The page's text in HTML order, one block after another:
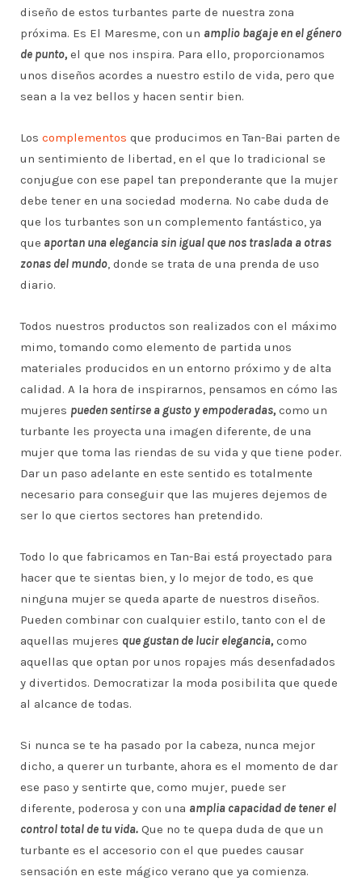
diseño de estos turbantes parte de nuestra zona
próxima. Es El Maresme, con un amplio bagaje en el género
de punto, el que nos inspira. Para ello, proporcionamos
unos diseños acordes a nuestro estilo de vida, pero que
sean a la vez bellos y hacen sentir bien.
Los complementos que producimos en Tan-Bai parten de
un sentimiento de libertad, en el que lo tradicional se
conjugue con ese papel tan preponderante que la mujer
debe tener en una sociedad moderna. No cabe duda de
que los turbantes son un complemento fantástico, ya
que aportan una elegancia sin igual que nos traslada a otras
zonas del mundo , donde se trata de una prenda de uso
diario.
Todos nuestros productos son realizados con el máximo
mimo, tomando como elemento de partida unos
materiales producidos en un entorno próximo y de alta
calidad. A la hora de inspirarnos, pensamos en cómo las
mujeres pueden sentirse a gusto y empoderadas, como un
turbante les proyecta una imagen diferente, de una
mujer que toma las riendas de su vida y que tiene poder.
Dar un paso adelante en este sentido es totalmente
necesario para conseguir que las mujeres dejemos de
ser lo que ciertos sectores han pretendido.
Todo lo que fabricamos en Tan-Bai está proyectado para
hacer que te sientas bien, y lo mejor de todo, es que
ninguna mujer se queda aparte de nuestros diseños.
Pueden combinar con cualquier estilo, tanto con el de
aquellas mujeres que gustan de lucir elegancia, como
aquellas que optan por unos ropajes más desenfadados
y divertidos. Democratizar la moda posibilita que quede
al alcance de todas.
Si nunca se te ha pasado por la cabeza, nunca mejor
dicho, a querer un turbante, ahora es el momento de dar
ese paso y sentirte que, como mujer, puede ser
diferente, poderosa y con una amplia capacidad de tener el
control total de tu vida. Que no te quepa duda de que un
turbante es el accesorio con el que puedes causar
sensación en este mágico verano que ya comienza.